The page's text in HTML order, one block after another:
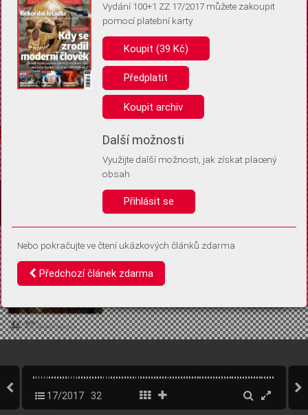
Pro základní fungování webu nepotřebujeme ukládat žádné informace
(tzv. cookies apod.). Rádi bychom vás ale požádali o souhlas s
uložením volitelných informací:
Anonymní unikátní ID
Díky němu příště poznáme, že se jedná o stejné zařízení, a
Identifikátor je zcela anonymní.
Vaše souhlasy a odmítnutí si ukládáme do vašeho zařízení, abychom se
vás už příště znovu neptali. Můžete je kdykoli později upravit ve Správě
17/2017 32
Vydání 100+1 ZZ 17/2017 můžete zakoupit
pomocí platební karty
Koupit (39 Kč)
Předplatit
Koupit archiv
Další možnosti
Využijte další možnosti, jak získat placený
obsah
Přihlásit se
Nebo pokračujte ve čtení ukázkových článků zdarma
Předchozí článek zdarma